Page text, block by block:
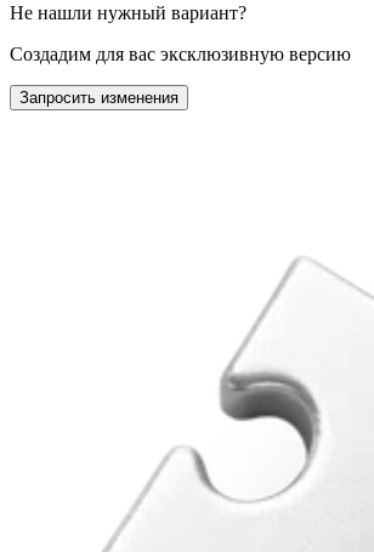
Не нашли нужный вариант?
Создадим для вас эксклюзивную версию
Запросить изменения